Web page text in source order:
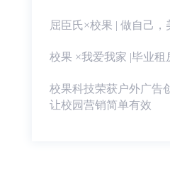
屈臣氏×校果 | 做自己，
校果 ×我爱我家 |毕业租
校果科技荣获户外广告
让校园营销简单有效